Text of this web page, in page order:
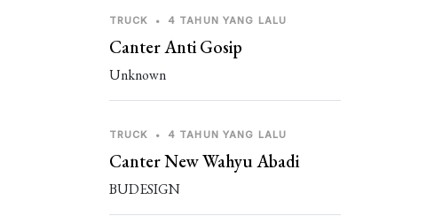
TRUCK • 4 TAHUN YANG LALU
Canter Anti Gosip
Unknown
TRUCK • 4 TAHUN YANG LALU
Canter New Wahyu Abadi
BUDESIGN